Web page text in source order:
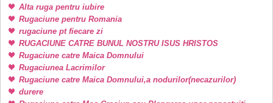
Alta ruga pentru iubire
Rugaciune pentru Romania
rugaciune pt fiecare zi
RUGACIUNE CATRE BUNUL NOSTRU ISUS HRISTOS
Rugaciune catre Maica Domnului
Rugaciunea Lacrimilor
Rugaciune catre Maica Domnului,a nodurilor(necazurilor)
durere